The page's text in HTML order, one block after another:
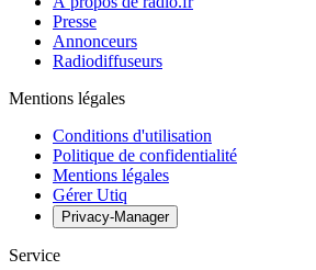
Presse
Annonceurs
Radiodiffuseurs
Mentions légales
Conditions d'utilisation
Politique de confidentialité
Mentions légales
Gérer Utiq
Privacy-Manager
Service